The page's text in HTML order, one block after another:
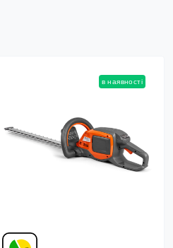
в наявності